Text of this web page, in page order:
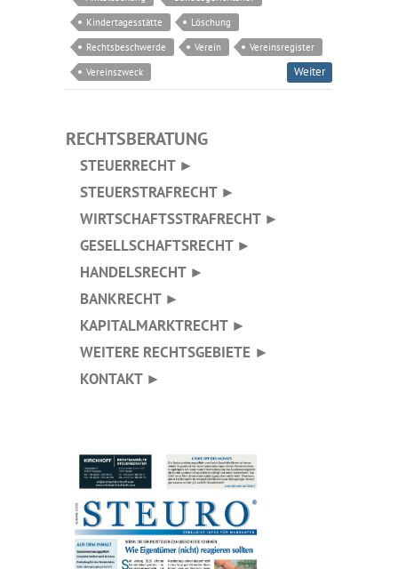
Kindertagesstätte
Löschung
Rechtsbeschwerde
Verein
Vereinsregister
Vereinszweck
Weiter
RECHTSBERATUNG
STEUERRECHT ►
STEUERSTRAFRECHT ►
WIRTSCHAFTSSTRAFRECHT ►
GESELLSCHAFTSRECHT ►
HANDELSRECHT ►
BANKRECHT ►
KAPITALMARKTRECHT ►
WEITERE RECHTSGEBIETE ►
KONTAKT ►